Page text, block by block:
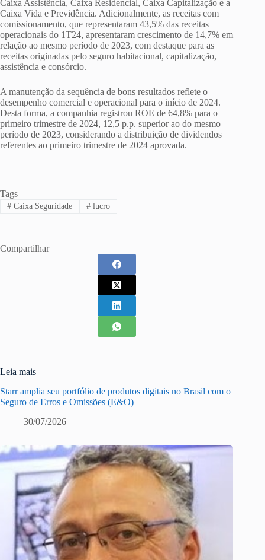
Caixa Assistência, Caixa Residencial, Caixa Capitalização e a
Caixa Vida e Previdência. Adicionalmente, as receitas com
comissionamento, que representaram 43,5% das receitas
operacionais do 1T24, apresentaram crescimento de 14,7% em
relação ao mesmo período de 2023, com destaque para as
receitas originadas pelo seguro habitacional, capitalização,
assistência e consórcio.
A manutenção da sequência de bons resultados reflete o
desempenho comercial e operacional para o início de 2024.
Desta forma, a companhia registrou ROE de 64,8% para o
primeiro trimestre de 2024, 12,5 p.p. superior ao do mesmo
período de 2023, considerando a distribuição de dividendos
referentes ao primeiro trimestre de 2024 aprovada.
Tags
#Caixa Seguridade #lucro
Compartilhar
Leia mais
Starr amplia seu portfólio de produtos digitais no Brasil com o
Seguro de Erros e Omissões (E&O)
30/07/2026